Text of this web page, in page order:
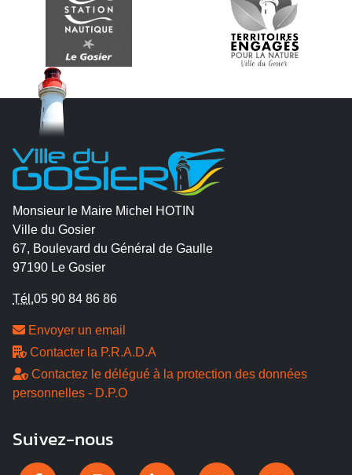
Monsieur le Maire Michel HOTIN
Ville du Gosier
67, Boulevard du Général de Gaulle
97190 Le Gosier
Tél.05 90 84 86 86
Envoyer un email
Contacter la P.R.A.D.A
Contactez le délégué à la protection des données
personnelles - D.P.O
Suivez-nous